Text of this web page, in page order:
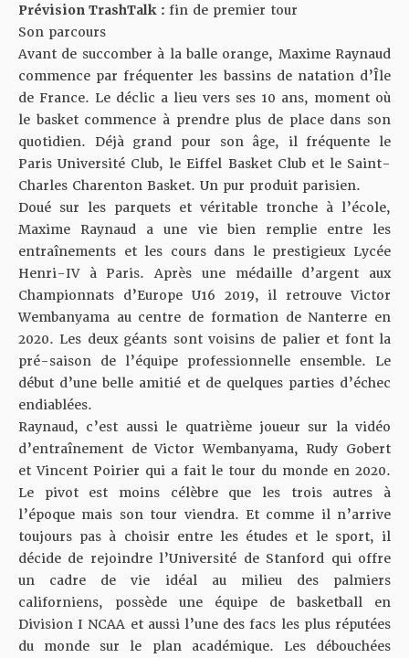
Prévision TrashTalk : fin de premier tour
Son parcours
Avant de succomber à la balle orange, Maxime Raynaud
commence par fréquenter les bassins de natation d’Île
de France. Le déclic a lieu vers ses 10 ans, moment où
le basket commence à prendre plus de place dans son
quotidien. Déjà grand pour son âge, il fréquente le
Paris Université Club, le Eiffel Basket Club et le Saint-
Charles Charenton Basket. Un pur produit parisien.
Doué sur les parquets et véritable tronche à l’école,
Maxime Raynaud a une vie bien remplie entre les
entraînements et les cours dans le prestigieux Lycée
Henri-IV à Paris. Après une médaille d’argent aux
Championnats d’Europe U16 2019, il retrouve Victor
Wembanyama au centre de formation de Nanterre en
2020. Les deux géants sont voisins de palier et font la
pré-saison de l’équipe professionnelle ensemble. Le
début d’une belle amitié et de quelques parties d’échec
endiablées.
Raynaud, c’est aussi le quatrième joueur sur la vidéo
d’entraînement de Victor Wembanyama, Rudy Gobert
et Vincent Poirier qui a fait le tour du monde en 2020.
Le pivot est moins célèbre que les trois autres à
l’époque mais son tour viendra. Et comme il n’arrive
toujours pas à choisir entre les études et le sport, il
décide de rejoindre l’Université de Stanford qui offre
un cadre de vie idéal au milieu des palmiers
californiens, possède une équipe de basketball en
Division I NCAA et aussi l’une des facs les plus réputées
du monde sur le plan académique. Les débouchées